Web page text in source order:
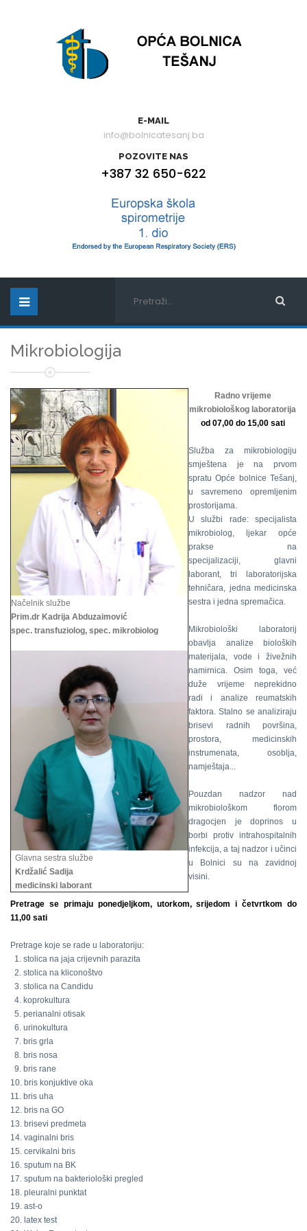
E-MAIL
info@bolnicatesanj.ba
POZOVITE NAS
+387 32 650-622
Mikrobiologija
Načelnik službe
Prim.dr Kadrija Abduzaimović
spec. transfuziolog, spec. mikrobiolog
Glavna sestra službe
Krdžalić Sadija
medicinski laborant
Radno vrijeme
mikrobiološkog laboratorija
od 07,00 do 15,00 sati
Služba za mikrobiologiju
smještena je na prvom
spratu Opće bolnice Tešanj,
u savremeno opremljenim
prostorijama.
U službi rade: specijalista
mikrobiolog, ljekar opće
prakse na
specijalizaciji, glavni
laborant, tri laboratorijska
tehničara, jedna medicinska
sestra i jedna spremačica.
Mikrobiološki laboratorij
obavlja analize bioloških
materijala, vode i živežnih
namirnica. Osim toga, već
duže vrijeme neprekidno
radi i analize reumatskih
faktora. Stalno se analiziraju
brisevi radnih površina,
prostora, medicinskih
instrumenata, osoblja,
namještaja...
Pouzdan nadzor nad
mikrobiološkom florom
dragocjen je doprinos u
borbi protiv intrahospitalnih
infekcija, a taj nadzor i učinci
u Bolnici su na zavidnoj
visini.
Pretrage se primaju ponedjeljkom, utorkom, srijedom i četvrtkom do
11,00 sati
Pretrage koje se rade u laboratoriju:
1. stolica na jaja crijevnih parazita
2. stolica na kliconoštvo
3. stolica na Candidu
4. koprokultura
5. perianalni otisak
6. urinokultura
7. bris grla
8. bris nosa
9. bris rane
10. bris konjuktive oka
11. bris uha
12. bris na GO
13. brisevi predmeta
14. vaginalni bris
15. cervikalni bris
16. sputum na BK
17. sputum na bakteriološki pregled
18. pleuralni punktat
19. ast-o
20. latex test